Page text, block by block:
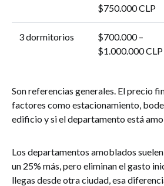
$750.000 CLP
3 dormitorios
$700.000 –
$1.000.000 CLP
Son referencias generales. El precio
factores como estacionamiento,
edificio y si el departamento está
Los departamentos amoblados
un 25% más, pero eliminan el gasto
llegas desde otra ciudad, esa